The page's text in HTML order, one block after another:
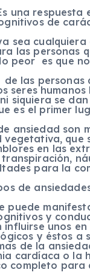
una
de
sea
las personas
peor es que
las
seres
siquiera se
es el primer
ansiedad son
que
en las
para la
de
puede
y
influirse unos
y éstos a
de la
cardíaca o la
completo para